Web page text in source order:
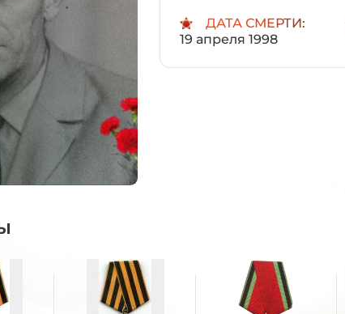
ДАТА СМЕРТИ:
19 апреля 1998